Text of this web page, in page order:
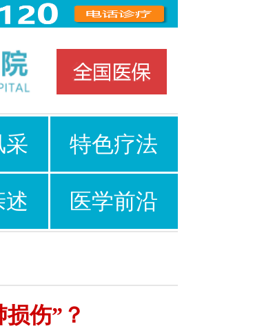
采 特色疗法
述 医学前沿
伤”？